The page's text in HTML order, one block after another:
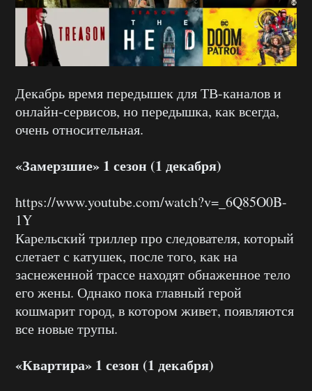
Декабрь время передышек для ТВ-каналов и
онлайн-сервисов, но передышка, как всегда,
очень относительная.
«Замерзшие» 1 сезон (1 декабря)
https://www.youtube.com/watch?v=_6Q85O0B-
1Y
Карельский триллер про следователя, который
слетает с катушек, после того, как на
заснеженной трассе находят обнаженное тело
его жены. Однако пока главный герой
кошмарит город, в котором живет, появляются
все новые трупы.
«Квартира» 1 сезон (1 декабря)